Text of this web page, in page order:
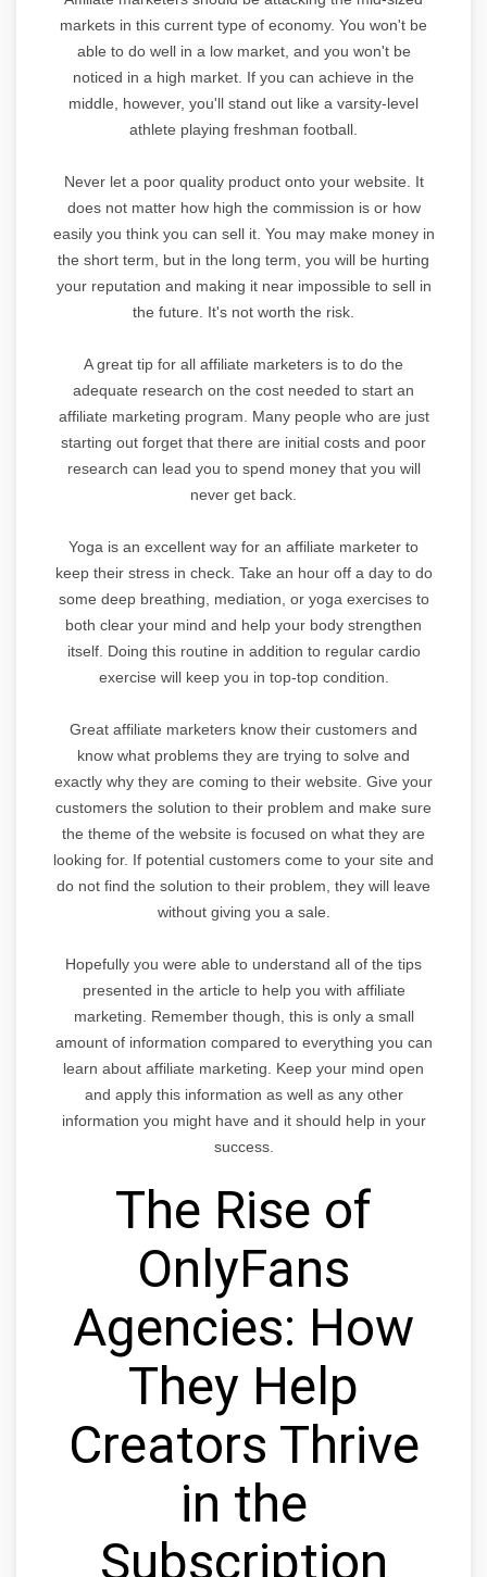
markets in this current type of economy. You won't be
able to do well in a low market, and you won't be
noticed in a high market. If you can achieve in the
middle, however, you'll stand out like a varsity-level
athlete playing freshman football.
Never let a poor quality product onto your website. It
does not matter how high the commission is or how
easily you think you can sell it. You may make money in
the short term, but in the long term, you will be hurting
your reputation and making it near impossible to sell in
the future. It's not worth the risk.
A great tip for all affiliate marketers is to do the
adequate research on the cost needed to start an
affiliate marketing program. Many people who are just
starting out forget that there are initial costs and poor
research can lead you to spend money that you will
never get back.
Yoga is an excellent way for an affiliate marketer to
keep their stress in check. Take an hour off a day to do
some deep breathing, mediation, or yoga exercises to
both clear your mind and help your body strengthen
itself. Doing this routine in addition to regular cardio
exercise will keep you in top-top condition.
Great affiliate marketers know their customers and
know what problems they are trying to solve and
exactly why they are coming to their website. Give your
customers the solution to their problem and make sure
the theme of the website is focused on what they are
looking for. If potential customers come to your site and
do not find the solution to their problem, they will leave
without giving you a sale.
Hopefully you were able to understand all of the tips
presented in the article to help you with affiliate
marketing. Remember though, this is only a small
amount of information compared to everything you can
learn about affiliate marketing. Keep your mind open
and apply this information as well as any other
information you might have and it should help in your
success.
The Rise of
OnlyFans
Agencies: How
They Help
Creators Thrive
in the
Subscription